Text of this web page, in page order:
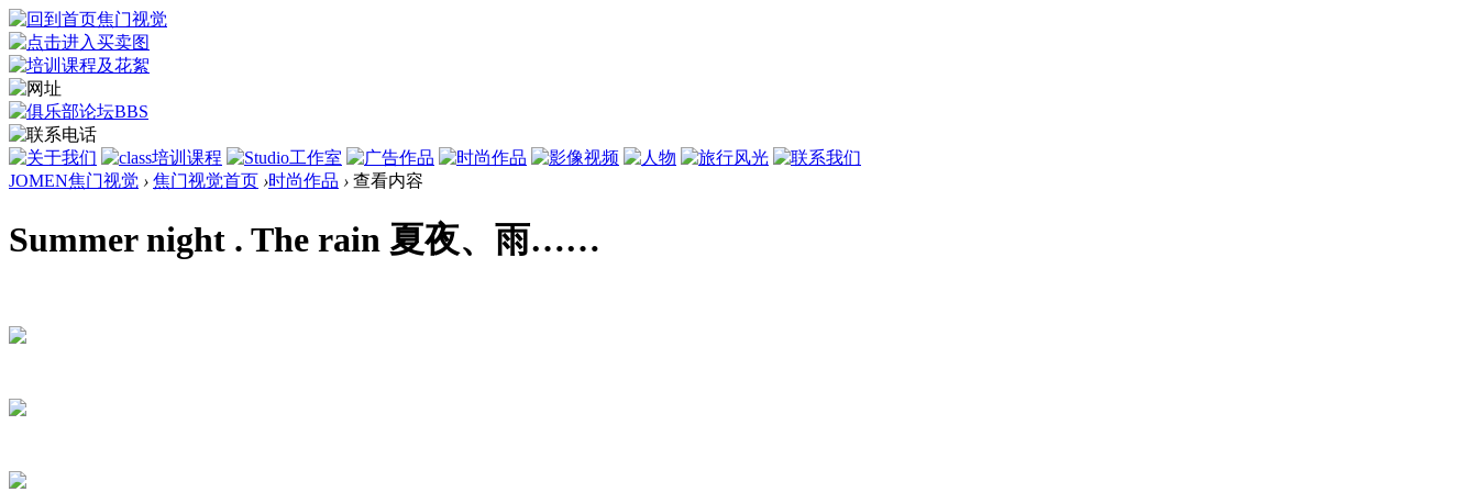
JOMEN焦门视觉 › 焦门视觉首页 ›时尚作品 › 查看内容
Summer night . The rain 夏夜、雨……